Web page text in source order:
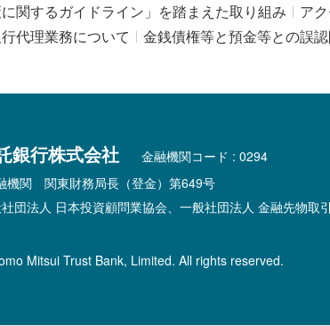
関するガイドライン」を踏まえた取り組み
ア
代理業務について
金銭債権等と預金等との誤
銀行株式会社
金融機関コード : 0294
機関 関東財務局長（登金）第649号
団法人 日本投資顧問業協会、一般社団法人 金融先物取
Mitsui Trust Bank, Limited. All rights reserved.